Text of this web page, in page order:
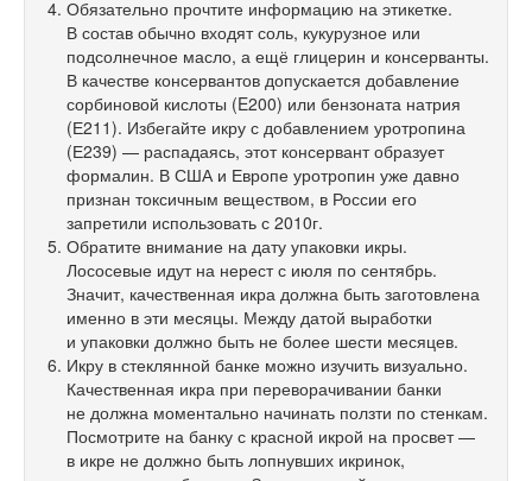
Обязательно прочтите информацию на этикетке.
В состав обычно входят соль, кукурузное или
подсолнечное масло, а ещё глицерин и консерванты.
В качестве консервантов допускается добавление
сорбиновой кислоты (E200) или бензоната натрия
(Е211). Избегайте икру с добавлением уротропина
(Е239) — распадаясь, этот консервант образует
формалин. В США и Европе уротропин уже давно
признан токсичным веществом, в России его
запретили использовать с 2010г.
Обратите внимание на дату упаковки икры.
Лососевые идут на нерест с июля по сентябрь.
Значит, качественная икра должна быть заготовлена
именно в эти месяцы. Между датой выработки
и упаковки должно быть не более шести месяцев.
Икру в стеклянной банке можно изучить визуально.
Качественная икра при переворачивании банки
не должна моментально начинать ползти по стенкам.
Посмотрите на банку с красной икрой на просвет —
в икре не должно быть лопнувших икринок,